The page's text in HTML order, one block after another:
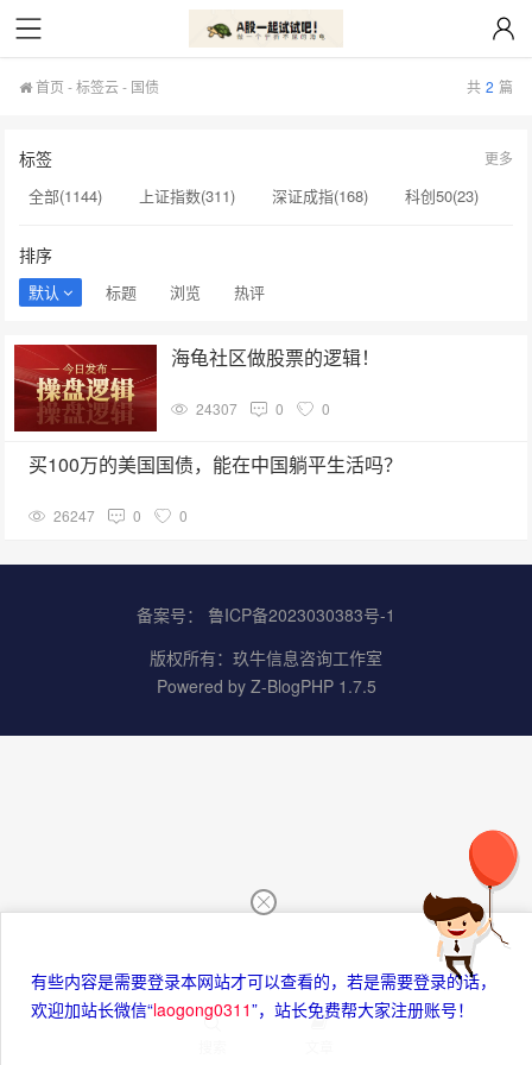
首页 -标签云- 国债 共 2 篇
标签
全部(1144) 上证指数(311) 深证成指(168)
科创50(23)
macd(12)
创新药(11) 寒武纪(10)
海兴电力(1)
中国科转(1) 倍益康(1)
亚翔集成(1)
可转债(1)
国新健康(1)
更多
排序
默认 标题 浏览 热评
海龟社区做股票的逻辑！
24307 0 0
买100万的美国国债，能在中国躺平生活吗？
26247 0 0
备案号： 鲁ICP备2023030383号-1
版权所有： 玖牛信息咨询工作室
Powered by Z-BlogPHP 1.7.5
有些内容是需要登录本网站才可以查看的，若是需要登录的话，
欢迎加站长微信“laogong0311”，站长免费帮大家注册账号！